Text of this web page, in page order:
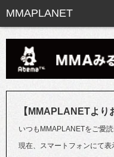
【MMAPLANETより
いつもMMAPLANETをご愛
現在、スマートフォンにて